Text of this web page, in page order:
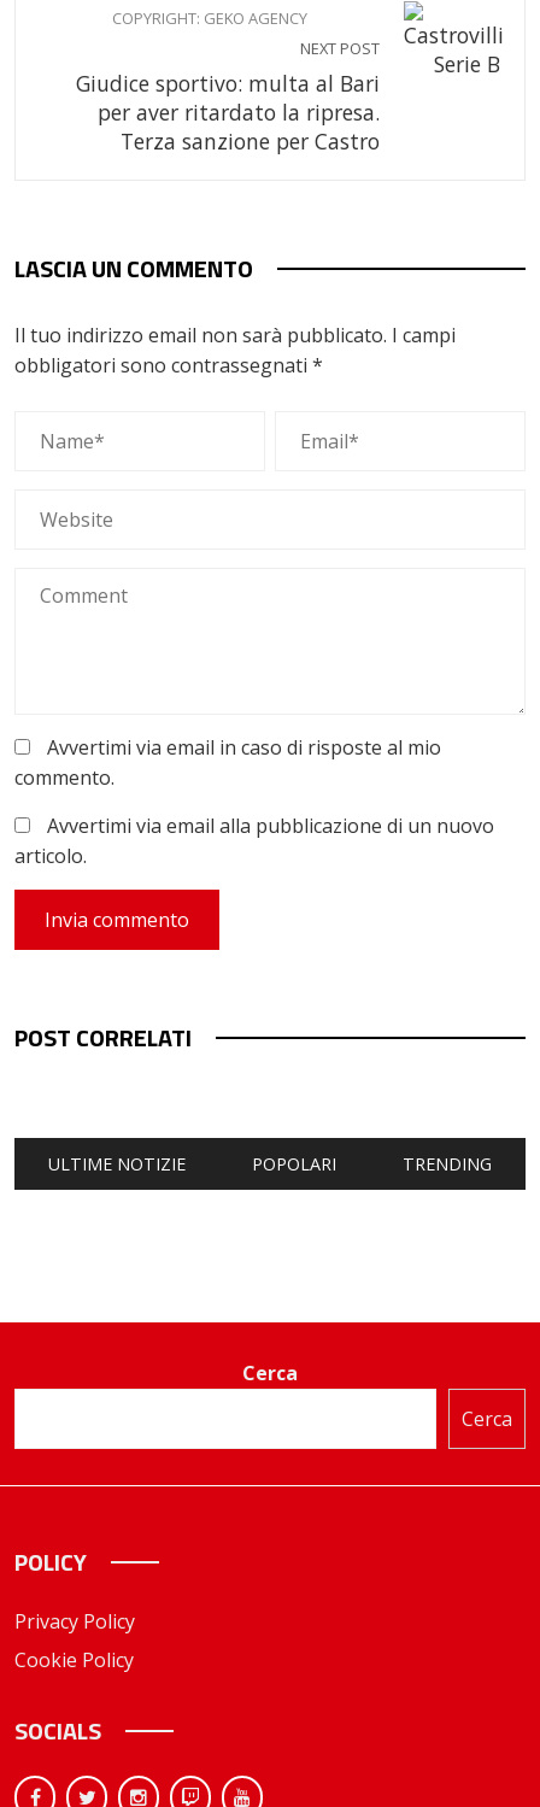
COPYRIGHT: GEKO AGENCY
NEXT POST
Giudice sportivo: multa al Bari
per aver ritardato la ripresa.
Terza sanzione per Castro
LASCIA UN COMMENTO
Il tuo indirizzo email non sarà pubblicato. I campi
obbligatori sono contrassegnati *
Avvertimi via email in caso di risposte al mio
commento.
Avvertimi via email alla pubblicazione di un nuovo
articolo.
POST CORRELATI
ULTIME NOTIZIE POPOLARI TRENDING
Cerca
Cerca
POLICY
Privacy Policy
Cookie Policy
SOCIALS